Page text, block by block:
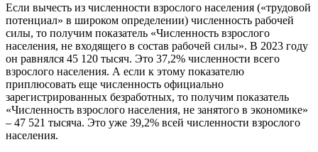
Если вычесть из численности взрослого населения («трудовой
потенциал» в широком определении) численность рабочей
силы, то получим показатель «Численность взрослого
населения, не входящего в состав рабочей силы». В 2023 году
он равнялся 45 120 тысяч. Это 37,2% численности всего
взрослого населения. А если к этому показателю
приплюсовать еще численность официально
зарегистрированных безработных, то получим показатель
«Численность взрослого населения, не занятого в экономике»
– 47 521 тысяча. Это уже 39,2% всей численности взрослого
населения.